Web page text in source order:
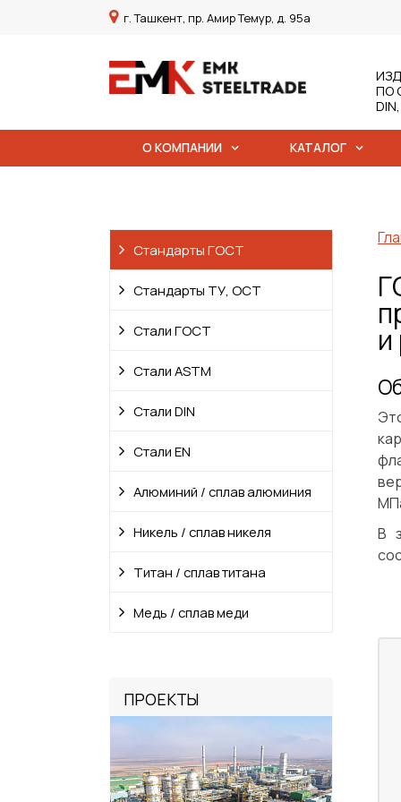
г. Ташкент, пр. Амир Темур, д. 95а
ПО
О КОМПАНИИ КАТАЛОГ
Стандарты ГОСТ
Стандарты ТУ, ОСТ
Стали ГОСТ
Стали ASTM
Стали DIN
Стали EN
Алюминий / сплав алюминия
Никель / сплав никеля
Титан / сплав титана
Медь / сплав меди
ПРОЕКТЫ
В